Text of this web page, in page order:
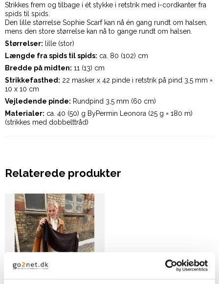
Strikkes frem og tilbage i ét stykke i retstrik med i-cordkanter fra
spids til spids.
Den lille størrelse Sophie Scarf kan nå én gang rundt om halsen,
mens den store størrelse kan nå to gange rundt om halsen.
Størrelser: lille (stor)
Længde fra spids til spids: ca. 80 (102) cm
Bredde på midten: 11 (13) cm
Strikkefasthed: 22 masker x 42 pinde i retstrik på pind 3,5 mm =
10 x 10 cm
Vejledende pinde: Rundpind 3,5 mm (60 cm)
Materialer: ca. 40 (50) g ByPermin Leonora (25 g = 180 m)
(strikkes med dobbelttråd)
Relaterede produkter